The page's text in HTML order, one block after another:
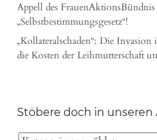
Appell des
„Selbstbestimmungsgesetz“!
„Kollateralschaden“: Die
die Kosten der Leihmutterschaft
Stöbere doch in